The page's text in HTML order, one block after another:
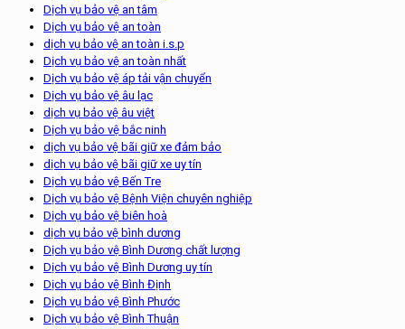
Dịch vụ bảo vệ an tâm
Dịch vụ bảo vệ an toàn
dịch vụ bảo vệ an toàn i.s.p
Dịch vụ bảo vệ an toàn nhất
Dịch vụ bảo vệ áp tải vận chuyển
Dịch vụ bảo vệ âu lạc
dịch vụ bảo vệ âu việt
Dịch vụ bảo vệ bắc ninh
dịch vụ bảo vệ bãi giữ xe đảm bảo
dịch vụ bảo vệ bãi giữ xe uy tín
Dịch vụ bảo vệ Bến Tre
Dịch vụ bảo vệ Bệnh Viện chuyên nghiệp
Dịch vụ bảo vệ biên hoà
dịch vụ bảo vệ bình dương
Dịch vụ bảo vệ Bình Dương chất lượng
Dịch vụ bảo vệ Bình Dương uy tín
Dịch vụ bảo vệ Bình Định
Dịch vụ bảo vệ Bình Phước
Dịch vụ bảo vệ Bình Thuận